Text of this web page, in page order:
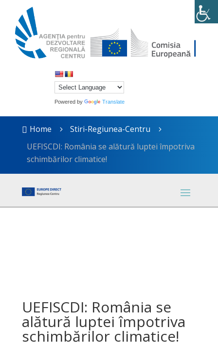
Powered by Translate
 Home 5 Stiri-Regiunea-Centru 5
UEFISCDI: România se alătură luptei împotriva
schimbărilor climatice!
UEFISCDI: România se
alătură luptei împotriva
schimbărilor climatice!